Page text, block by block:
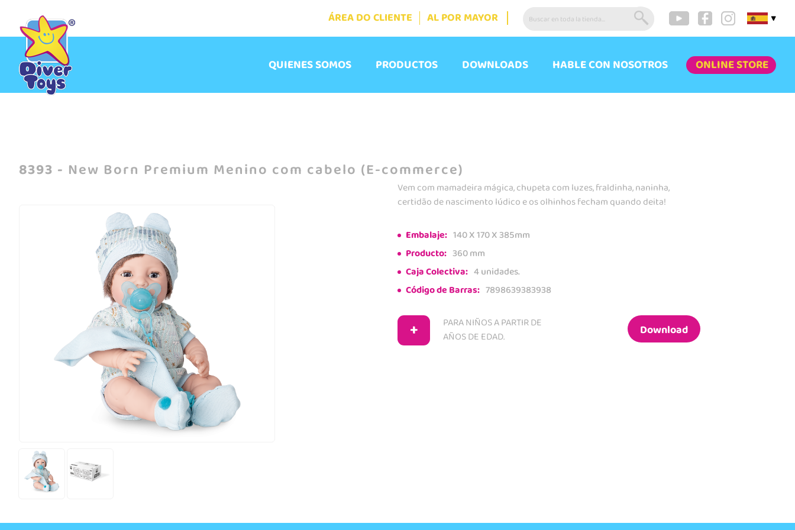
ÁREA DO CLIENTE AL POR MAYOR ▼
QUIENES SOMOS PRODUCTOS DOWNLOADS HABLE CON NOSOTROS ONLINE STORE
8393 - New Born Premium Menino com cabelo (E-commerce)
Vem com mamadeira mágica, chupeta com luzes, fraldinha, naninha,
certidão de nascimento lúdico e os olhinhos fecham quando deita!
Embalaje: 140 X 170 X 385mm
Producto: 360 mm
Caja Colectiva: 4 unidades.
Código de Barras: 7898639383938
+
PARA NIÑOS A PARTIR DE
AÑOS DE EDAD.
Download